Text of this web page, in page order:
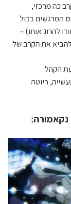
כה מרכזי,
המרגשים בכול
מזורו להרוג אותו) –
את הקרב של
הקהל
ריוטה
נקאמורה: